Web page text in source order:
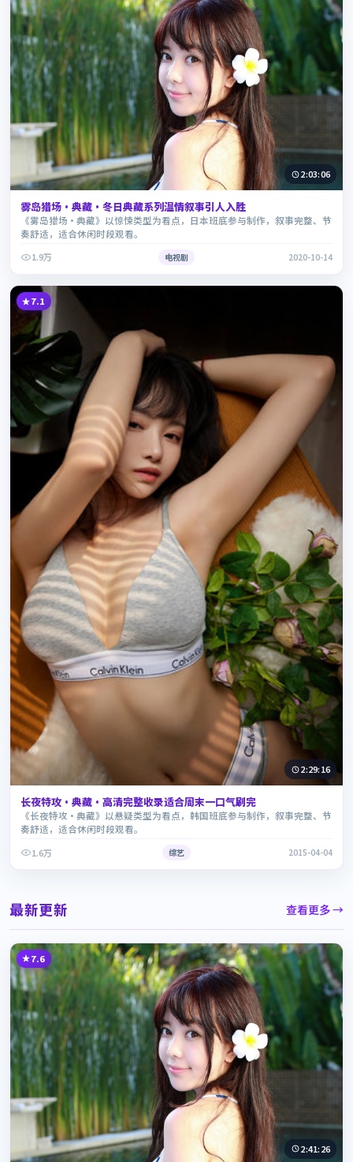
2:03:06
雾岛猎场·典藏·冬日典藏系列温情叙事引人入胜
《雾岛猎场·典藏》以惊悚类型为看点，日本班底参与制作，叙事完整、节
奏舒适，适合休闲时段观看。
1.9万
电视剧 2020-10-14
7.1
2:29:16
长夜特攻·典藏·高清完整收录适合周末一口气刷完
《长夜特攻·典藏》以悬疑类型为看点，韩国班底参与制作，叙事完整、节
奏舒适，适合休闲时段观看。
1.6万
综艺 2015-04-04
最新更新 查看更多 →
7.6
2:41:26